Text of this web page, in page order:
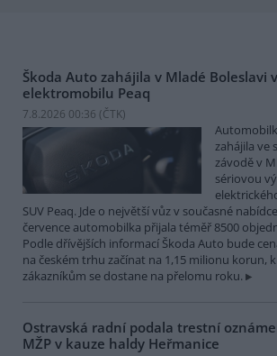
Škoda Auto zahájila v Mladé Boleslavi
elektromobilu Peaq
7.8.2026 00:36 (ČTK)
zahájila ve
závodě v
sériovou
SUV Peaq. Jde o největší vůz v současné
července automobilka přijala téměř 8500
Podle dřívějších informací Škoda Auto bude
na českém trhu začínat na 1,15 milionu korun,
zákazníkům se dostane na přelomu roku.
Ostravská radní podala trestní
MŽP v kauze haldy Heřmanice